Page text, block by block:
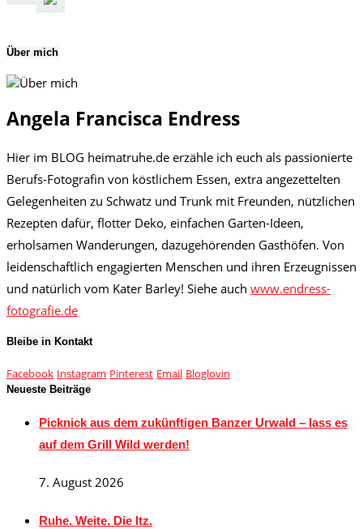
Über mich
Angela Francisca Endress
Hier im BLOG heimatruhe.de erzähle ich euch als passionierte
Berufs-Fotografin von köstlichem Essen, extra angezettelten
Gelegenheiten zu Schwatz und Trunk mit Freunden, nützlichen
Rezepten dafür, flotter Deko, einfachen Garten-Ideen,
erholsamen Wanderungen, dazugehörenden Gasthöfen. Von
leidenschaftlich engagierten Menschen und ihren Erzeugnissen
und natürlich vom Kater Barley! Siehe auch www.endress-
fotografie.de
Bleibe in Kontakt
Facebook Instagram Pinterest Email Bloglovin
Neueste Beiträge
Picknick aus dem zukünftigen Banzer Urwald – lass es
auf dem Grill Wild werden!
7. August 2026
Ruhe. Weite. Die Itz.